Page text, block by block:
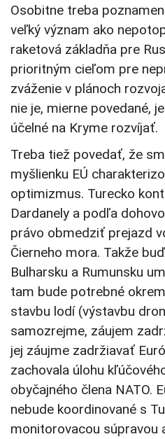
Osobitne treba
veľký význam ako
raketová základňa pre
prioritným cieľom pre
zváženie v plánoch
nie je, mierne povedané,
účelné na Kryme rozvíjať.
Treba tiež povedať, že
myšlienku EÚ
optimizmus. Turecko
Dardanely a podľa
právo obmedziť prejazd
Čierneho mora. Takže
Bulharsku a Rumunsku
tam bude potrebné
stavbu lodí (výstavbu
samozrejme, záujem
jej záujme zadržiavať
zachovala úlohu
obyčajného člena NATO.
nebude koordinované s
monitorovacou súpravou